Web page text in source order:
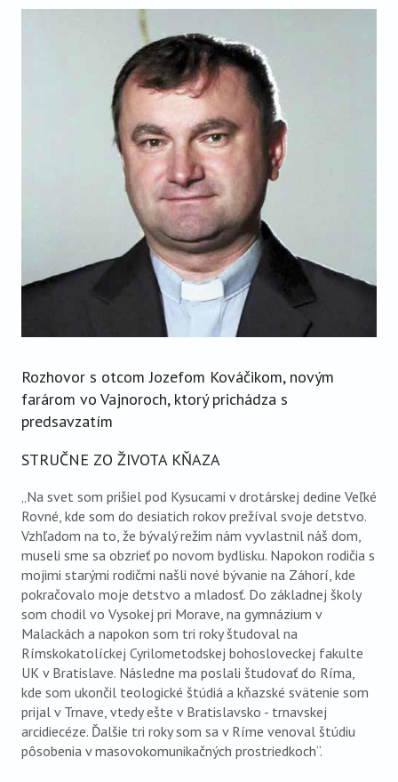
VIDEO
ARCHÍV VYDANÍ
Rozhovor s otcom Jozefom Kováčikom, novým
farárom vo Vajnoroch, ktorý prichádza s
predsavzatím
STRUČNE ZO ŽIVOTA KŇAZA
„Na svet som prišiel pod Kysucami v drotárskej dedine Veľké
Rovné, kde som do desiatich rokov prežíval svoje detstvo.
Vzhľadom na to, že bývalý režim nám vyvlastnil náš dom,
museli sme sa obzrieť po novom bydlisku. Napokon rodičia s
mojimi starými rodičmi našli nové bývanie na Záhorí, kde
pokračovalo moje detstvo a mladosť. Do základnej školy
som chodil vo Vysokej pri Morave, na gymnázium v
Malackách a napokon som tri roky študoval na
Rímskokatolíckej Cyrilometodskej bohosloveckej fakulte
UK v Bratislave. Následne ma poslali študovať do Ríma,
kde som ukončil teologické štúdiá a kňazské svätenie som
prijal v Trnave, vtedy ešte v Bratislavsko - trnavskej
arcidiecéze. Ďalšie tri roky som sa v Ríme venoval štúdiu
pôsobenia v masovokomunikačných prostriedkoch“.